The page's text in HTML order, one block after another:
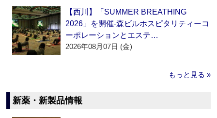
【西川】「SUMMER BREATHING
2026」を開催‐森ビルホスピタリティーコ
ーポレーションとエステ…
2026年08月07日 (金)
もっと見る »
新薬・新製品情報